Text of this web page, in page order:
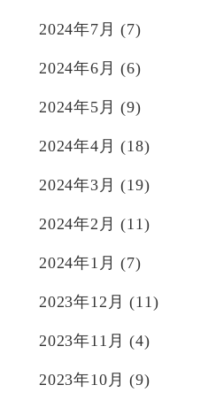
2024年7月 (7)
2024年6月 (6)
2024年5月 (9)
2024年4月 (18)
2024年3月 (19)
2024年2月 (11)
2024年1月 (7)
2023年12月 (11)
2023年11月 (4)
2023年10月 (9)